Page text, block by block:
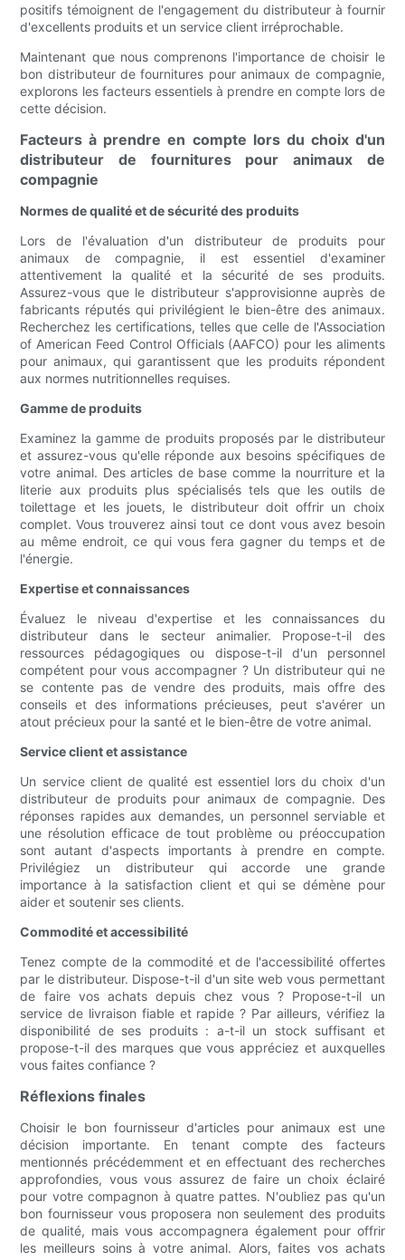
positifs témoignent de l'engagement du distributeur à fournir
d'excellents produits et un service client irréprochable.
Maintenant que nous comprenons l'importance de choisir le
bon distributeur de fournitures pour animaux de compagnie,
explorons les facteurs essentiels à prendre en compte lors de
cette décision.
Facteurs à prendre en compte lors du choix d'un
distributeur de fournitures pour animaux de
compagnie
Normes de qualité et de sécurité des produits
Lors de l'évaluation d'un distributeur de produits pour
animaux de compagnie, il est essentiel d'examiner
attentivement la qualité et la sécurité de ses produits.
Assurez-vous que le distributeur s'approvisionne auprès de
fabricants réputés qui privilégient le bien-être des animaux.
Recherchez les certifications, telles que celle de l'Association
of American Feed Control Officials (AAFCO) pour les aliments
pour animaux, qui garantissent que les produits répondent
aux normes nutritionnelles requises.
Gamme de produits
Examinez la gamme de produits proposés par le distributeur
et assurez-vous qu'elle réponde aux besoins spécifiques de
votre animal. Des articles de base comme la nourriture et la
literie aux produits plus spécialisés tels que les outils de
toilettage et les jouets, le distributeur doit offrir un choix
complet. Vous trouverez ainsi tout ce dont vous avez besoin
au même endroit, ce qui vous fera gagner du temps et de
l'énergie.
Expertise et connaissances
Évaluez le niveau d'expertise et les connaissances du
distributeur dans le secteur animalier. Propose-t-il des
ressources pédagogiques ou dispose-t-il d'un personnel
compétent pour vous accompagner ? Un distributeur qui ne
se contente pas de vendre des produits, mais offre des
conseils et des informations précieuses, peut s'avérer un
atout précieux pour la santé et le bien-être de votre animal.
Service client et assistance
Un service client de qualité est essentiel lors du choix d'un
distributeur de produits pour animaux de compagnie. Des
réponses rapides aux demandes, un personnel serviable et
une résolution efficace de tout problème ou préoccupation
sont autant d'aspects importants à prendre en compte.
Privilégiez un distributeur qui accorde une grande
importance à la satisfaction client et qui se démène pour
aider et soutenir ses clients.
Commodité et accessibilité
Tenez compte de la commodité et de l'accessibilité offertes
par le distributeur. Dispose-t-il d'un site web vous permettant
de faire vos achats depuis chez vous ? Propose-t-il un
service de livraison fiable et rapide ? Par ailleurs, vérifiez la
disponibilité de ses produits : a-t-il un stock suffisant et
propose-t-il des marques que vous appréciez et auxquelles
vous faites confiance ?
Réflexions finales
Choisir le bon fournisseur d'articles pour animaux est une
décision importante. En tenant compte des facteurs
mentionnés précédemment et en effectuant des recherches
approfondies, vous vous assurez de faire un choix éclairé
pour votre compagnon à quatre pattes. N'oubliez pas qu'un
bon fournisseur vous proposera non seulement des produits
de qualité, mais vous accompagnera également pour offrir
les meilleurs soins à votre animal. Alors, faites vos achats